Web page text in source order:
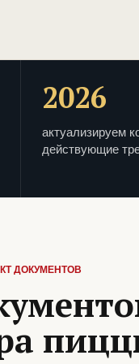
2026
актуализируем
действующие
ДОКУМЕНТОВ